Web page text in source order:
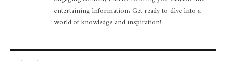
entertaining information. Get ready to dive into a
world of knowledge and inspiration!